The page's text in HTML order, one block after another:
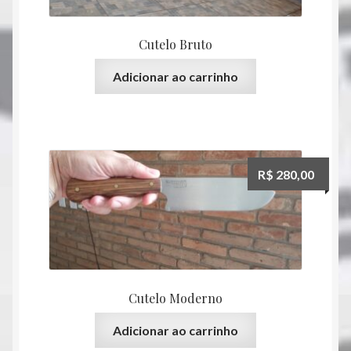
Cutelo Bruto
Adicionar ao carrinho
Cutelo Moderno
R$ 280,00
Adicionar ao carrinho